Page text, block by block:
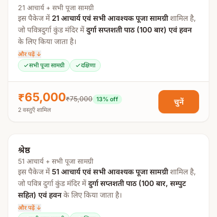
अधिक बढ़ाता है।
नवरात्रि एवं अन्य प्रमुख पर्वों के दौरान यहाँ श्रद्धालुओं की भारी भीड़
उमड़ती है और पूरा क्षेत्र भक्तिमय वातावरण से भर जाता है।
धार्मिक महत्व
करता है, उसे—
मनोकामनाओं की पूर्ति
शक्ति, साहस और आत्मविश्वास की प्राप्ति
होती है।
पुजारी जी पर उपलब्ध सेवाएँ
21 आचार्य + सभी पूजा सामग्री
इस पैकेज में 21 आचार्य एवं सभी आवश्यक पूजा सामग्रीशामिल है,
जो पवित्रदुर्गा कुंड मंदिर मेंदुर्गा सप्तशती पाठ (100 बार) एवं हवन
के लिए किया जाता है।
यह अनुष्ठान आपकी सुविधा अनुसार
किया जा सकता है।
पूजा प्रक्रिया:
स्वस्ति वाचन
मातृका पूजा
दुर्गा पूजा
दुर्गा सप्तशती पाठ (100 बार)
हवन
आरती एवं पुष्पांजलि
और पढ़ें ↓
सभी पूजा सामग्री
दक्षिणा
₹65,000₹75,000 13% off
2 वस्तुएँ शामिल
चुनें
श्रेष्ठ
51 आचार्य + सभी पूजा सामग्री
इस पैकेज में51 आचार्य एवं सभी आवश्यक पूजा सामग्रीशामिल है,
जो पवित्र दुर्गा कुंड मंदिर मेंदुर्गा सप्तशती पाठ (100 बार, सम्पुट
सहित) एवं हवनके लिए किया जाता है।
यह अनुष्ठान आपकी सुविधा अनुसार
और पढ़ें ↓